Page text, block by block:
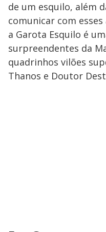
de um esquilo, além
comunicar com
a Garota Esquilo é
surpreendentes da
quadrinhos vilões
Thanos e Doutor